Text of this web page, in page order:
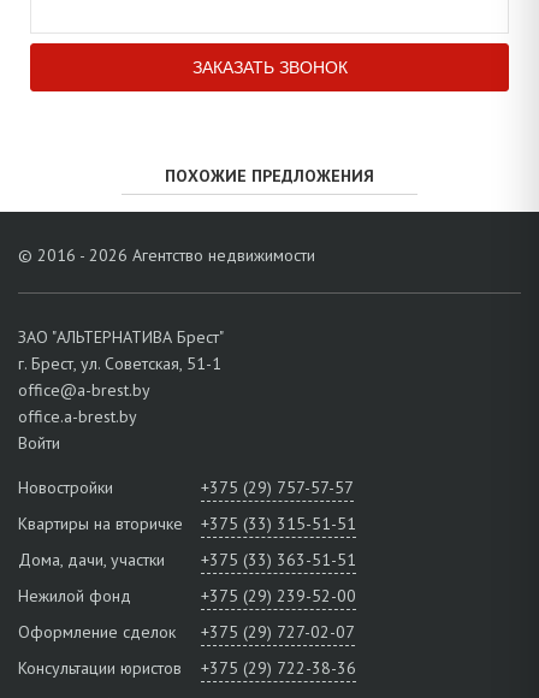
ПОХОЖИЕ ПРЕДЛОЖЕНИЯ
© 2016 - 2026 Агентство недвижимости
ЗАО "АЛЬТЕРНАТИВА Брест"
г. Брест, ул. Советская, 51-1
office@a-brest.by
office.a-brest.by
Войти
Новостройки
+375 (29) 757-57-57
Квартиры на вторичке
+375 (33) 315-51-51
Дома, дачи, участки
+375 (33) 363-51-51
Нежилой фонд
+375 (29) 239-52-00
Оформление сделок
+375 (29) 727-02-07
Консультации юристов
+375 (29) 722-38-36